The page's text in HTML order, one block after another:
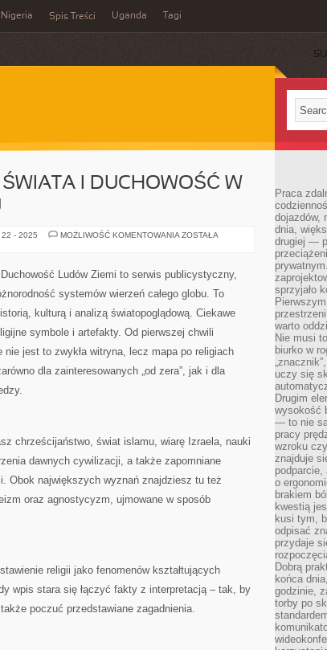
Nigeria Spis Treści Uganda Tagi
I DUCHOWOŚĆ W
22 - 2025 MOŻLIWOŚĆ KOMENTOWANIA SZTUKA
DUCHOWOŚĆ
W
ŻYCIU
ZOSTAŁA
Ludów Ziemi to serwis publicystyczny,
systemów wierzeń całego globu. To
kulturą i analizą światopoglądową. Ciekawe
symbole i artefakty. Od pierwszej chwili
jest to zwykła witryna, lecz mapa po religiach
dla zainteresowanych „od zera”, jak i dla
chrześcijaństwo, świat islamu, wiarę Izraela, nauki
dawnych cywilizacji, a także zapomniane
Obok największych wyznań znajdziesz tu też
oraz agnostycyzm, ujmowane w sposób
religii jako fenomenów kształtujących
wpis stara się łączyć fakty z interpretacją – tak, by
poczuć przedstawiane zagadnienia.
Praca
dojazdów,
dnia,
drugiej —
sprzyjało
warto
Nie musi
biurko w
uczy się
Drugim
wysokość
— to nie
pracy
wzroku
znajduje
o
brakiem
kwestią
kusi tym,
odpisać
przydaje
Dobrą
końca
godzinie,
torby po